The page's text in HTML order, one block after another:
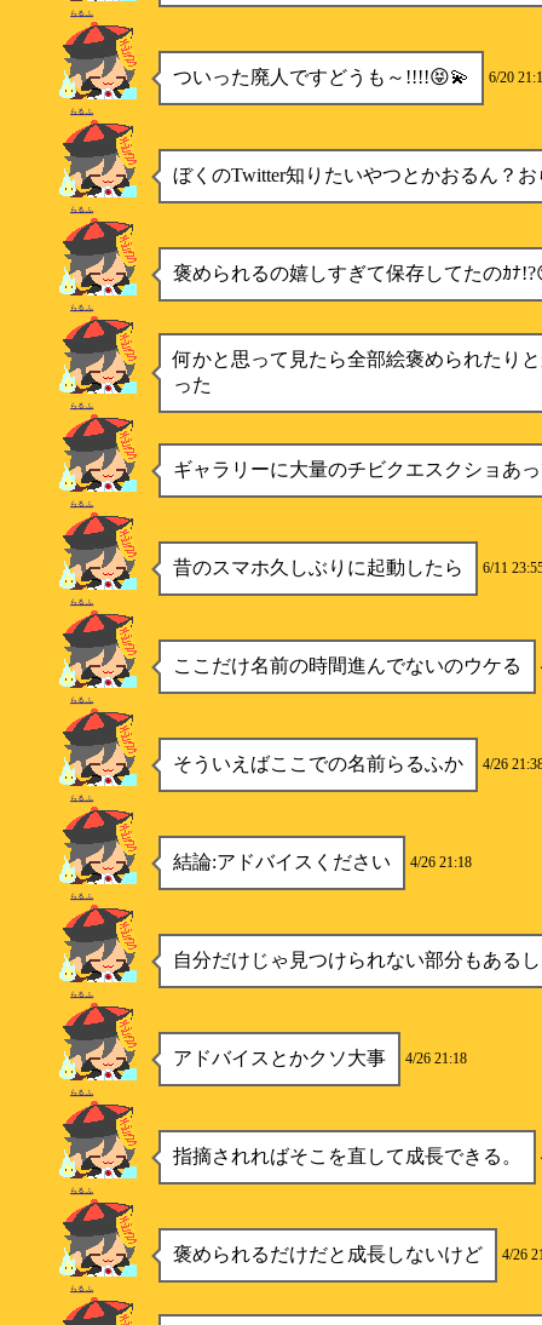
らるふ
ついった廃人ですどうも～!!!!😝💫 6/20
らるふ
ぼくのTwitter知りたいやつとかおるん？お
らるふ
褒められるの嬉しすぎて保存してたのｶﾅ
らるふ
何かと思って見たら全部絵褒められたり
った
らるふ
ギャラリーに大量のチビクエスクショあ
らるふ
昔のスマホ久しぶりに起動したら 6/11
らるふ
ここだけ名前の時間進んでないのウケる
らるふ
そういえばここでの名前らるふか 4/26
らるふ
結論:アドバイスください 4/26 21:18
らるふ
自分だけじゃ見つけられない部分もある
らるふ
アドバイスとかクソ大事 4/26 21:18
らるふ
指摘されればそこを直して成長できる。
らるふ
褒められるだけだと成長しないけど 4/26
らるふ